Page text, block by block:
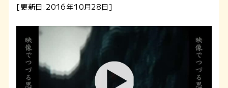
[更新日:2016年10月28日]